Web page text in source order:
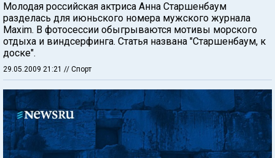
Молодая российская актриса Анна Старшенбаум
разделась для июньского номера мужского журнала
Maxim. В фотосессии обыгрываются мотивы морского
отдыха и виндсерфинга. Статья названа "Старшенбаум, к
доске".
29.05.2009 21:21 // Спорт